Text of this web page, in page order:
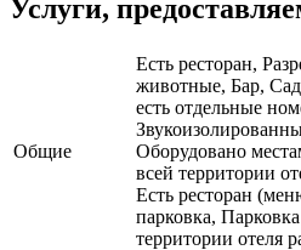
Услуги,
Общие
Есть ресторан,
животные, Бар,
есть отдельные
Оборудовано
всей территории
Есть ресторан
парковка,
территории отеля